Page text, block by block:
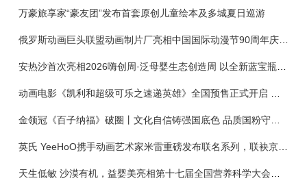
万豪旅享家“豪友团”发布首套原创儿童绘本及多城夏日巡游
俄罗斯动画巨头联盟动画制片厂亮相中国国际动漫节90周年庆开启中国之旅新篇章
金领冠《百子纳福》破圈丨文化自信铸强国底色 品质国粉守护新生
英氏 YeeHoO携手动画艺术家米雷重磅发布联名系列，联袂京东深化全渠道战略